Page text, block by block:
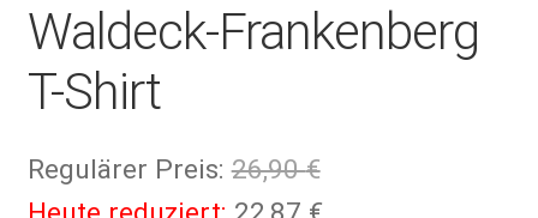
Waldeck-Frankenberg
T-Shirt
Regulärer Preis: 26,90€Ursprünglicher